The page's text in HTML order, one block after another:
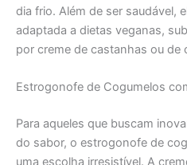
dia frio. Além de ser saudável,
adaptada a dietas veganas,
por creme de castanhas ou de
Estrogonofe de Cogumelos
Para aqueles que buscam
do sabor, o estrogonofe de
uma escolha irresistível. A